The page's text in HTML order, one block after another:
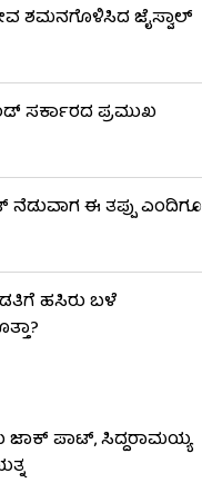
ಶಮನಗೊಳಿಸಿದ ಜೈಸ್ವಾಲ್
ಸರ್ಕಾರದ ಪ್ರಮುಖ
ಈ ತಪ್ಪು ಎಂದಿಗೂ
ಹಸಿರು ಬಳೆ
ಜಾಕ್​​ ಪಾಟ್, ಸಿದ್ದರಾಮಯ್ಯ